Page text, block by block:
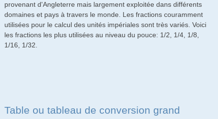
provenant d'Angleterre mais largement exploitée dans différents
domaines et pays à travers le monde. Les fractions couramment
utilisées pour le calcul des unités impériales sont très variés. Voici
les fractions les plus utilisées au niveau du pouce: 1/2, 1/4, 1/8,
1/16, 1/32.
Table ou tableau de conversion grand